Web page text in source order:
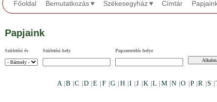
Főoldal Bemutatkozás Székesegyház Címtár
Papjaink
Születési év Születési hely Papszentelés helye
A B |C D |E F |G H I |J K |L M |N |O P |R S |